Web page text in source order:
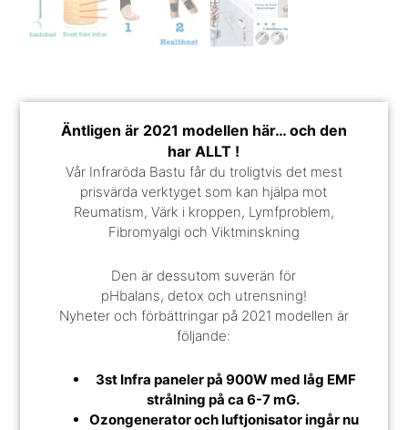
Äntligen är 2021 modellen här… och den
har ALLT !
Vår Infraröda Bastu får du troligtvis det mest
prisvärda verktyget som kan hjälpa mot
Reumatism, Värk i kroppen, Lymfproblem,
Fibromyalgi och Viktminskning
Den är dessutom suverän för
pHbalans, detox och utrensning!
Nyheter och förbättringar på 2021 modellen är
följande:
3st Infra paneler på 900W med låg EMF
strålning på ca 6-7 mG.
Ozongenerator och luftjonisator ingår nu